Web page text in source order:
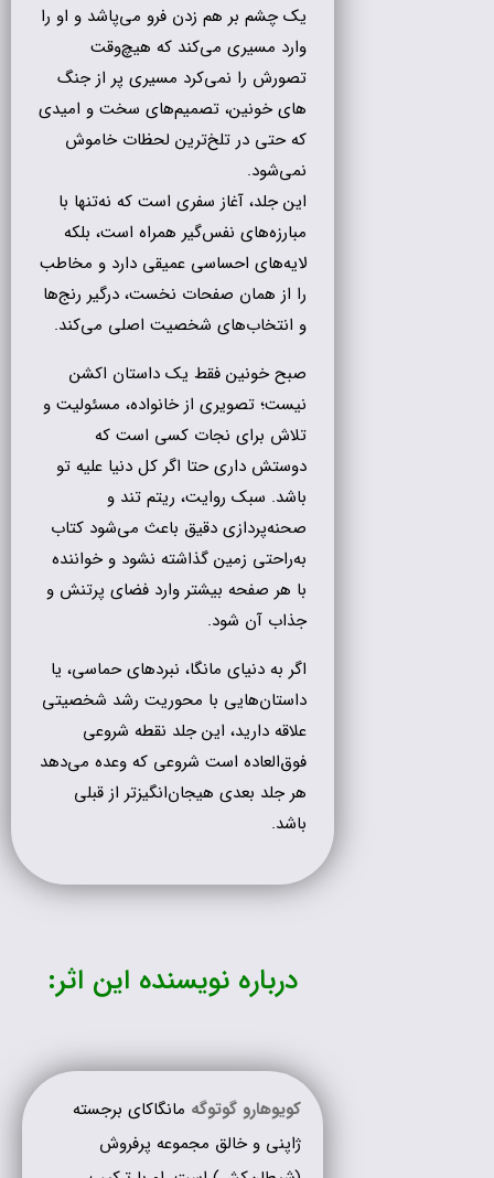
یک چشم بر هم زدن فرو می‌پاشد و او را
وارد مسیری می‌کند که هیچ‌وقت
تصورش را نمی‌کرد مسیری پر از جنگ
های خونین، تصمیم‌های سخت و امیدی
که حتی در تلخ‌ترین لحظات خاموش
نمی‌شود.
این جلد، آغاز سفری است که نه‌تنها با
مبارزه‌های نفس‌گیر همراه است، بلکه
لایه‌های احساسی عمیقی دارد و مخاطب
را از همان صفحات نخست، درگیر رنج‌ها
و انتخاب‌های شخصیت اصلی می‌کند.
صبح خونین فقط یک داستان اکشن
نیست؛ تصویری از خانواده، مسئولیت و
تلاش برای نجات کسی است که
دوستش داری حتا اگر کل دنیا علیه تو
باشد. سبک روایت، ریتم تند و
صحنه‌پردازی دقیق باعث می‌شود کتاب
به‌راحتی زمین گذاشته نشود و خواننده
با هر صفحه بیشتر وارد فضای پرتنش و
جذاب آن شود.
اگر به دنیای مانگا، نبردهای حماسی، یا
داستان‌هایی با محوریت رشد شخصیتی
علاقه دارید، این جلد نقطه شروعی
فوق‌العاده است شروعی که وعده می‌دهد
هر جلد بعدی هیجان‌انگیزتر از قبلی
باشد.
درباره نویسنده این اثر:
کویوهارو گوتوگه مانگاکای برجسته
ژاپنی و خالق مجموعه پرفروش